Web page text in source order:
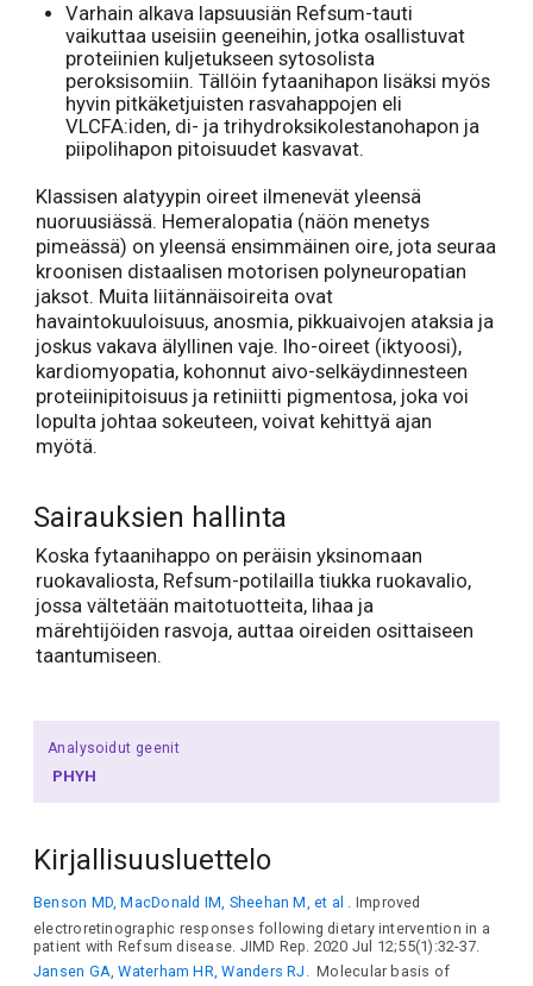
Varhain alkava lapsuusiän Refsum-tauti
vaikuttaa useisiin geeneihin, jotka osallistuvat
proteiinien kuljetukseen sytosolista
peroksisomiin. Tällöin fytaanihapon lisäksi myös
hyvin pitkäketjuisten rasvahappojen eli
VLCFA:iden, di- ja trihydroksikolestanohapon ja
piipolihapon pitoisuudet kasvavat.
Klassisen alatyypin oireet ilmenevät yleensä
nuoruusiässä. Hemeralopatia (näön menetys
pimeässä) on yleensä ensimmäinen oire, jota seuraa
kroonisen distaalisen motorisen polyneuropatian
jaksot. Muita liitännäisoireita ovat
havaintokuuloisuus, anosmia, pikkuaivojen ataksia ja
joskus vakava älyllinen vaje. Iho-oireet (iktyoosi),
kardiomyopatia, kohonnut aivo-selkäydinnesteen
proteiinipitoisuus ja retiniitti pigmentosa, joka voi
lopulta johtaa sokeuteen, voivat kehittyä ajan
myötä.
Sairauksien hallinta
Koska fytaanihappo on peräisin yksinomaan
ruokavaliosta, Refsum-potilailla tiukka ruokavalio,
jossa vältetään maitotuotteita, lihaa ja
märehtijöiden rasvoja, auttaa oireiden osittaiseen
taantumiseen.
Analysoidut geenit
PHYH
Kirjallisuusluettelo
Benson MD, MacDonald IM, Sheehan M, et al . Improved
electroretinographic responses following dietary intervention in a
patient with Refsum disease. JIMD Rep. 2020 Jul 12;55(1):32-37.
Jansen GA, Waterham HR, Wanders RJ.
Molecular basis of